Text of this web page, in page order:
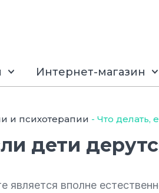
Интернет-магазин
и психотерапии - Что делать,
дети
является вполне